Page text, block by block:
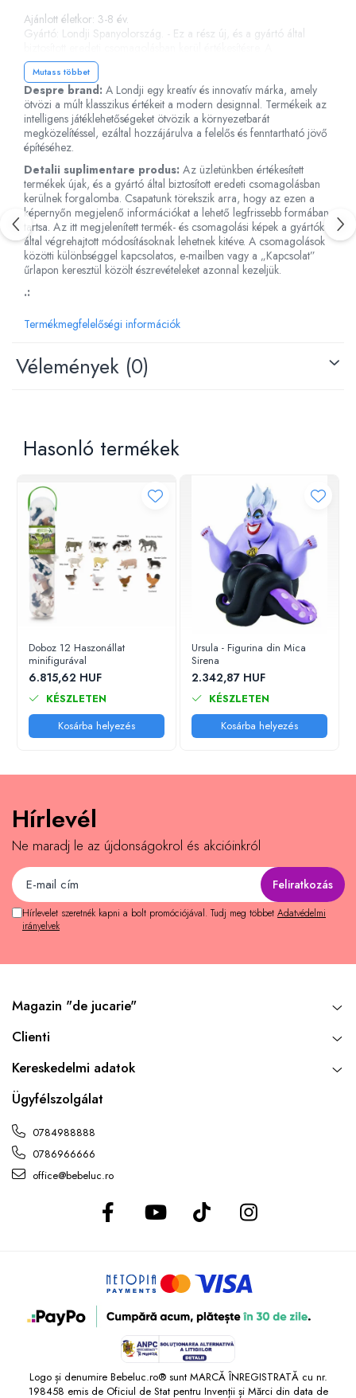
Csörgők
Fogzási játékok
Motoros játékok babáknak
Babamatracok
Válogató játékok
Zenélő játékok babáknak
Baba kirakósok
Ajánlott életkor: 3-8 év.
Gyártó: Londji Spanyolország. - Ez a rész új, és a gyártó által
rendelkezésre álló képek tájékoztató jellegűek és informatívak. A
termékképek színárnyalata, tónusa és intenzitása attól függően
változhat, hogy melyik képernyőről tekintik meg az online áruházat.
Mutass többet
Despre brand: A Londji egy kreatív és innovatív márka, amely
ötvözi a múlt klasszikus értékeit a modern designnal. Termékeik az
intelligens játéklehetőségeket ötvözik a környezetbarát
megközelítéssel, ezáltal hozzájárulva a felelős és fenntartható jövő
építéséhez.
Detalii suplimentare produs: Az üzletünkben értékesített
termékek újak, és a gyártó által biztosított eredeti csomagolásban
kerülnek forgalomba. Csapatunk törekszik arra, hogy az ezen a
képernyőn megjelenő információkat a lehető legfrissebb formában
tartsa. Az itt megjelenített termék- és csomagolási képek a gyártók
által végrehajtott módosításoknak lehetnek kitéve. A csomagolások
közötti különbséggel kapcsolatos, e-mailben vagy a „Kapcsolat”
űrlapon keresztül közölt észrevételeket azonnal kezeljük.
.:
Termékmegfelelőségi információk
Vélemények (0)
Hasonló termékek
Doboz 12 Haszonállat
minifigurával
6.815,62 HUF
KÉSZLETEN
Kosárba helyezés
Ursula - Figurina din Mica
Sirena
2.342,87 HUF
KÉSZLETEN
Kosárba helyezés
Hírlevél
Ne maradj le az újdonságokrol és akcióinkról
Hírlevelet szeretnék kapni a bolt promóciójával. Tudj meg többet Adatvédelmi
irányelvek
Magazin "de jucarie"
Clienti
Kereskedelmi adatok
Ügyfélszolgálat
0784988888
0786966666
office@bebeluc.ro
Logo și denumire Bebeluc.ro® sunt MARCĂ ÎNREGISTRATĂ cu nr.
198458 emis de Oficiul de Stat pentru Invenții și Mărci din data de